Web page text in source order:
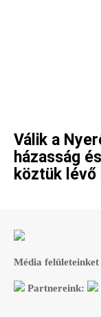
Válik a
házasság
köztük
Média
Partnereink: